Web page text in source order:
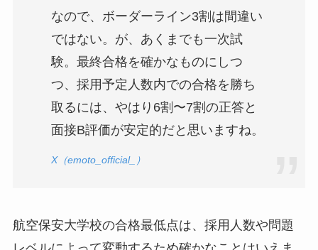
なので、ボーダーライン3割は間違い
ではない。が、あくまでも一次試
験。最終合格を確かなものにしつ
つ、採用予定人数内での合格を勝ち
取るには、やはり6割〜7割の正答と
面接B評価が安定的だと思いますね。
X（emoto_official_）
航空保安大学校の合格最低点は、採用人数や問題